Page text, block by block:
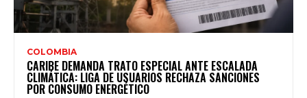
COLOMBIA
CARIBE DEMANDA TRATO ESPECIAL ANTE ESCALADA
CLIMÁTICA: LIGA DE USUARIOS RECHAZA SANCIONES
POR CONSUMO ENERGÉTICO